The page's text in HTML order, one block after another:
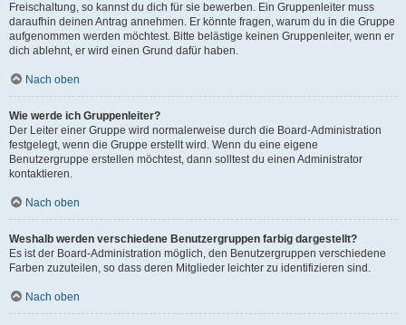
Freischaltung, so kannst du dich für sie bewerben. Ein Gruppenleiter muss
daraufhin deinen Antrag annehmen. Er könnte fragen, warum du in die Gruppe
aufgenommen werden möchtest. Bitte belästige keinen Gruppenleiter, wenn er
dich ablehnt, er wird einen Grund dafür haben.
Nach oben
Wie werde ich Gruppenleiter?
Der Leiter einer Gruppe wird normalerweise durch die Board-Administration
festgelegt, wenn die Gruppe erstellt wird. Wenn du eine eigene
Benutzergruppe erstellen möchtest, dann solltest du einen Administrator
kontaktieren.
Nach oben
Weshalb werden verschiedene Benutzergruppen farbig dargestellt?
Es ist der Board-Administration möglich, den Benutzergruppen verschiedene
Farben zuzuteilen, so dass deren Mitglieder leichter zu identifizieren sind.
Nach oben